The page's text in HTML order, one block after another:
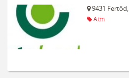
9431 Fertőd,
Atm